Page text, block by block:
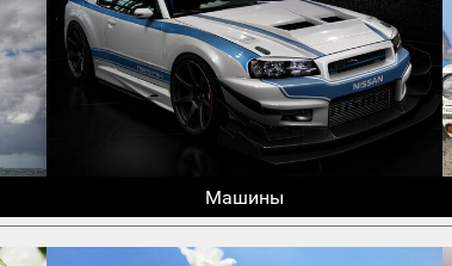
Машины